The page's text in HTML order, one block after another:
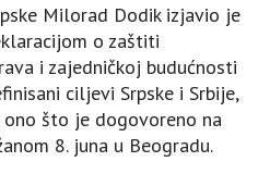
Milorad Dodik izjavio je
o zaštiti
i zajedničkoj budućnosti
ciljevi Srpske i Srbije,
što je dogovoreno na
8. juna u Beogradu.